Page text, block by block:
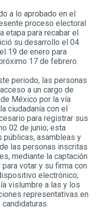
a lo aprobado en el
proceso electoral
etapa para recabar el
su desarrollo el 04
19 de enero para
17 de febrero.
periodo, las personas
a un cargo de
México por la vía
ciudadanía con el
para registrar sus
02 de junio; esta
públicas, asambleas y
las personas inscritas
mediante la captación
votar y su firma con
electrónico;
vislumbre a las y los
representativas en